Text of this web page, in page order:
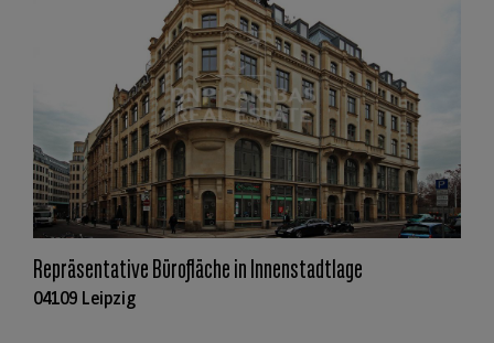
Repräsentative Bürofläche in Innenstadtlage
04109 Leipzig